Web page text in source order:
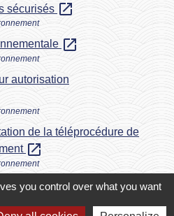
sécurisés open_in_new
open_in_new
autorisation
de la téléprocédure de
open_in_new
de la téléprocédure de la
you control over what you want